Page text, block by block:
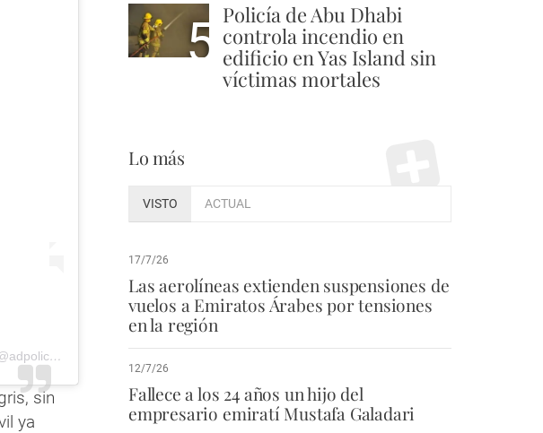
Una publicación compartida de Abu Dhabi Police شرطة أبوظبي (@adpolicehq)
sin
ya
5 Policía de Abu Dhabi
controla incendio en
edificio en Yas Island sin
víctimas mortales
Lo más
VISTO ACTUAL
17/7/26
Las aerolíneas extienden suspensiones de
vuelos a Emiratos Árabes por tensiones
en la región
12/7/26
Fallece a los 24 años un hijo del
empresario emiratí Mustafa Galadari